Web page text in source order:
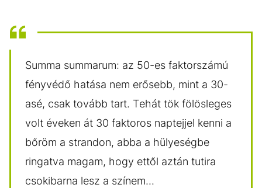
Summa summarum: az 50-es faktorszámú
fényvédő hatása nem erősebb, mint a 30-
asé, csak tovább tart. Tehát tök fölösleges
volt éveken át 30 faktoros naptejjel kenni a
bőröm a strandon, abba a hülyeségbe
ringatva magam, hogy ettől aztán tutira
csokibarna lesz a színem...